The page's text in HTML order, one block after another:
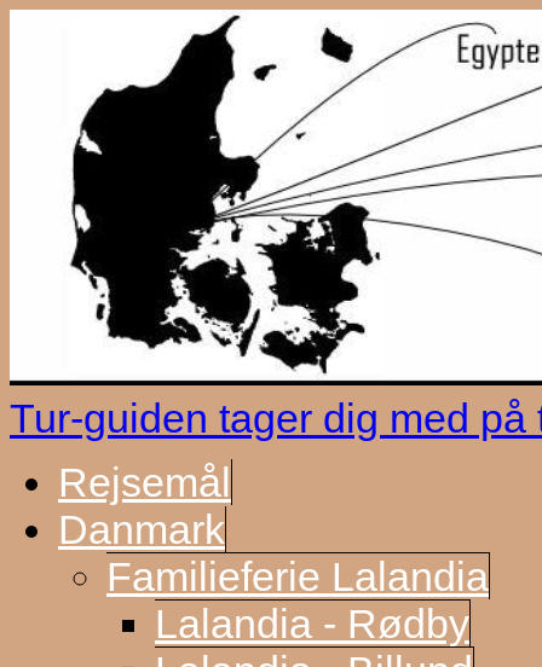
Tur-guiden tager dig med
Rejsemål
Danmark
Familieferie Lalandia
Lalandia - Rødby